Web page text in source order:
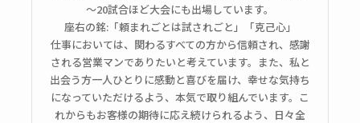
～20試合ほど大会にも出場しています。
座右の銘:「頼まれごとは試されごと」「克己心」
仕事においては、関わるすべての方から信頼され、感謝
される営業マンでありたいと考えています。また、私と
出会う方一人ひとりに感動と喜びを届け、幸せな気持ち
になっていただけるよう、本気で取り組んでいます。こ
れからもお客様の期待に応え続けられるよう、日々全